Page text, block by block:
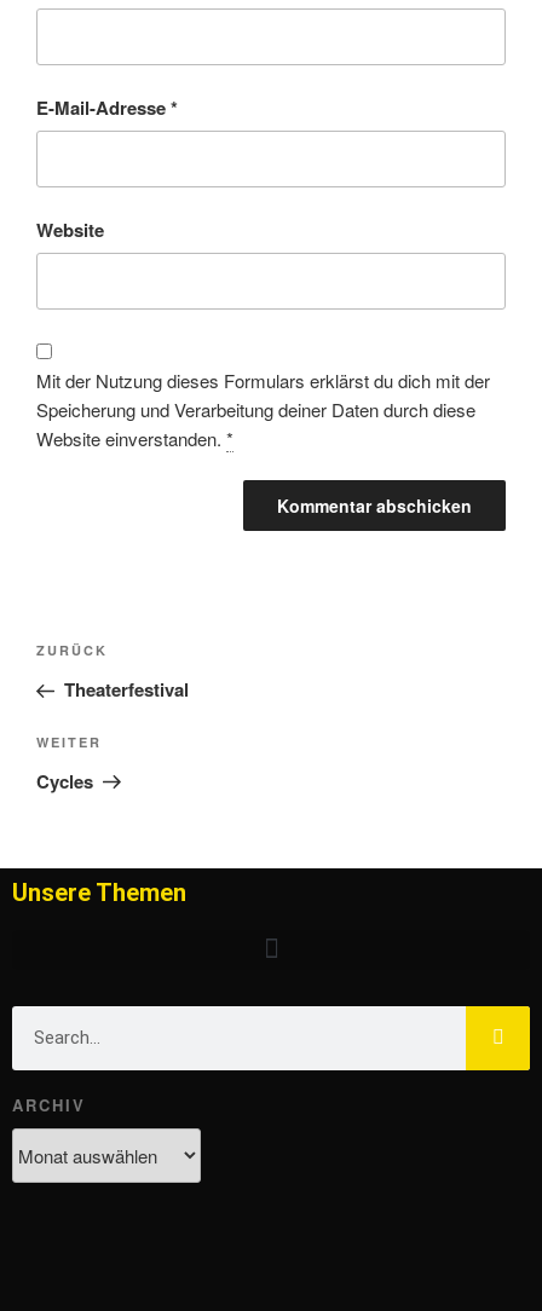
E-Mail-Adresse*
Website
Mit der Nutzung dieses Formulars erklärst du dich mit der
Speicherung und Verarbeitung deiner Daten durch diese
Website einverstanden. *
ZURÜCK
Theaterfestival
WEITER
Cycles
Unsere Themen
ARCHIV